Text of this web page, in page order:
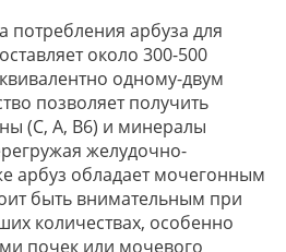
арбуза для
около 300-500
одному-двум
позволяет получить
(C, A, B6) и минералы
желудочно-
арбуз обладает мочегонным
быть внимательным при
количествах, особенно
почек или мочевого